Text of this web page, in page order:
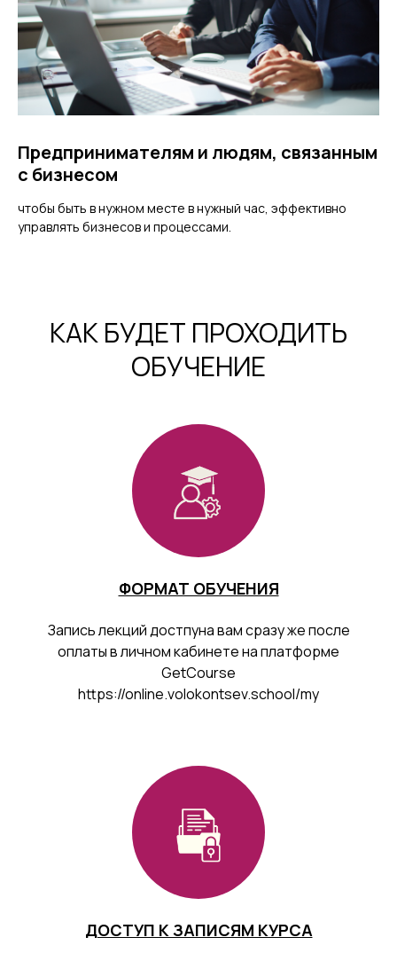
Предпринимателям и людям, связанным
с бизнесом
чтобы быть в нужном месте в нужный час, эффективно
управлять бизнесов и процессами.
КАК БУДЕТ ПРОХОДИТЬ
ОБУЧЕНИЕ
ФОРМАТ ОБУЧЕНИЯ
Запись лекций достпуна вам сразу же после
оплаты в личном кабинете на платформе
GetCourse
https://online.volokontsev.school/my
ДОСТУП К ЗАПИСЯМ КУРСА